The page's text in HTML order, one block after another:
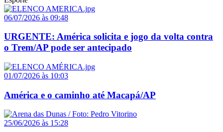
06/07/2026 às 09:48
URGENTE: América solicita e jogo da volta contra
o Trem/AP pode ser antecipado
01/07/2026 às 10:03
América e o caminho até Macapá/AP
25/06/2026 às 15:28